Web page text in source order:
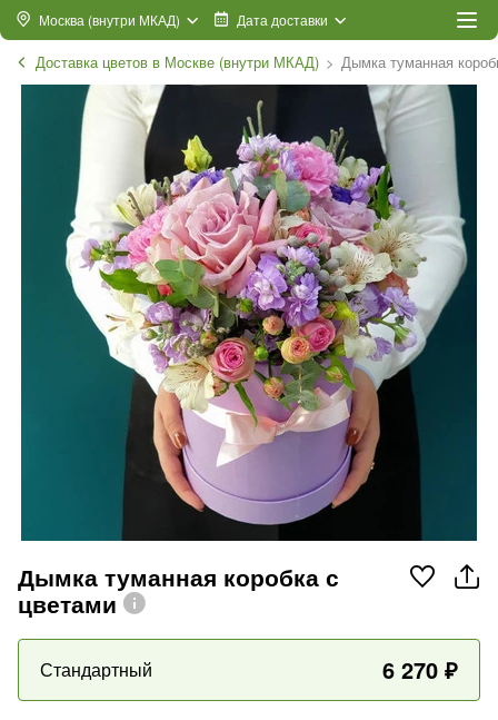
Москва (внутри МКАД) Дата доставки
Доставка цветов в Москве (внутри МКАД) Дымка туманная
Дымка туманная коробка с
цветами
Стандартный 6 270 ₽